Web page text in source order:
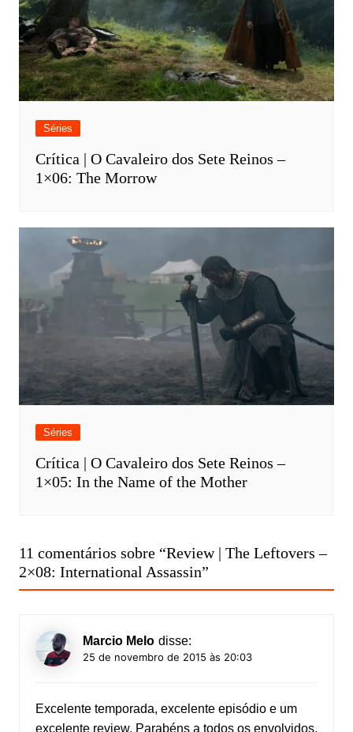
Séries
Crítica | O Cavaleiro dos Sete Reinos –
1×06: The Morrow
Séries
Crítica | O Cavaleiro dos Sete Reinos –
1×05: In the Name of the Mother
11 comentários sobre “Review | The Leftovers –
2×08: International Assassin”
Marcio Melo disse:
25 de novembro de 2015 às 20:03
Excelente temporada, excelente episódio e um
excelente review. Parabéns a todos os envolvidos.